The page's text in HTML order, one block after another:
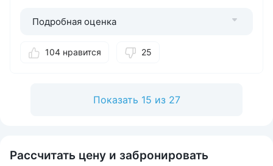
Вне процедурных кабинетов гуляем, экскурсии
концерты. Всё есть. Был в Пятигорске, Кисловодске,
самом были концерты группы «Фаворит». Нравятся
ремонтируют. Очередей нет. Кабинеты удобно
Можно лучше: Меня всё устраивает.
Подробная оценка
104 нравится 25
Показать 15 из 27
Рассчитать цену и забронировать